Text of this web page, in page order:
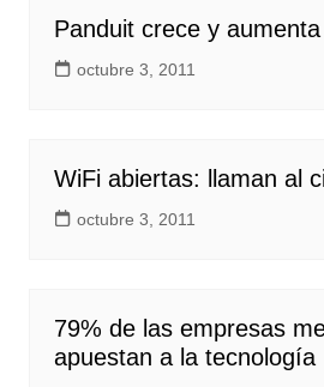
Panduit crece y
octubre 3, 2011
WiFi abiertas: llaman al
octubre 3, 2011
79% de las empresas
apuestan a la tecnología